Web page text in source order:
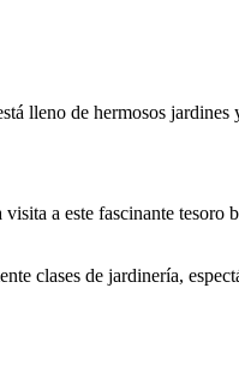
lleno de hermosos jardines
a este fascinante
clases de jardinería,